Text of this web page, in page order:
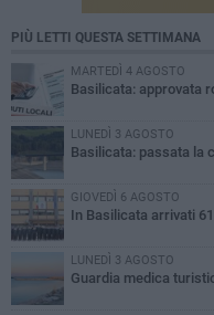
PIÙ LETTI QUESTA SETTIMANA
MARTEDÌ 4 AGOSTO
Basilicata: approvata
LUNEDÌ 3 AGOSTO
Basilicata: passata la
GIOVEDÌ 6 AGOSTO
In Basilicata arrivati
LUNEDÌ 3 AGOSTO
Guardia medica